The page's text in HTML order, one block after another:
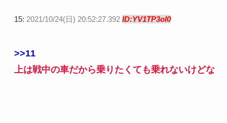
15: 2021/10/24(日) 20:52:27.392 ID:YV1TP3oI0
>>11
上は戦中の車だから乗りたくても乗れないけどな